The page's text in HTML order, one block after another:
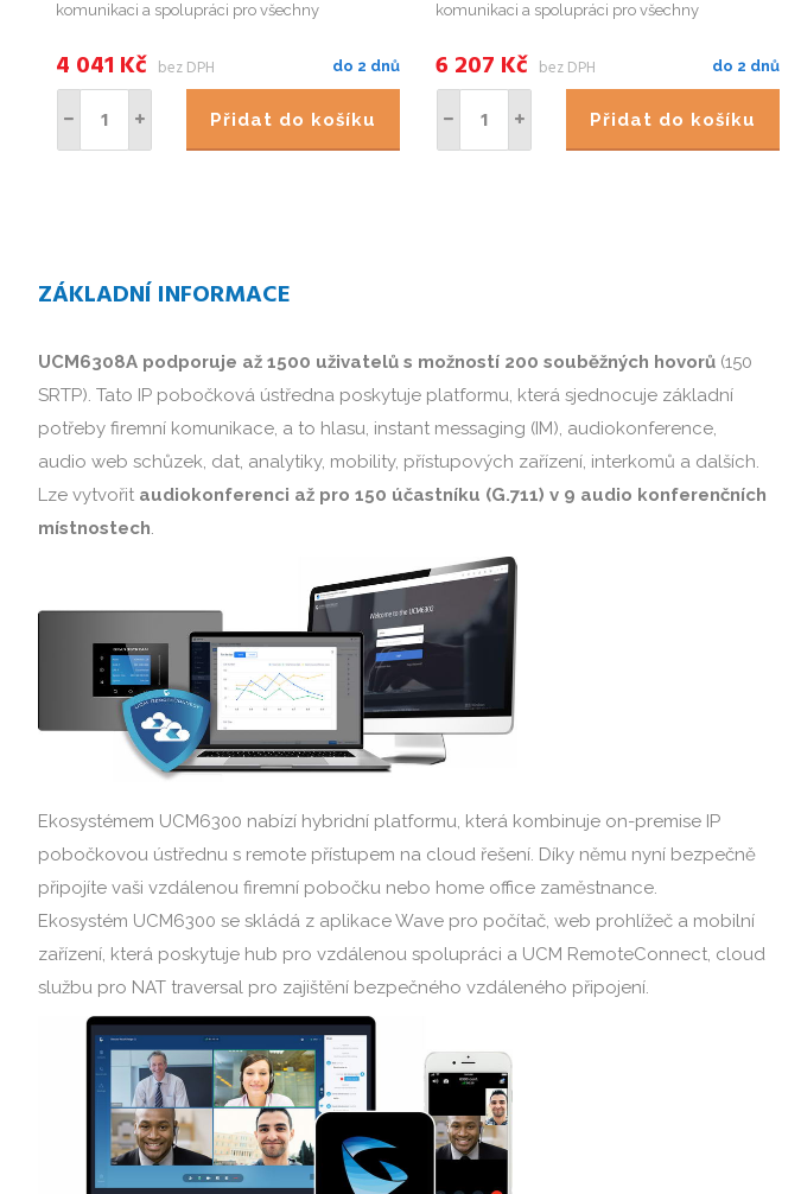
komunikaci a spolupráci pro všechny
RemoteConnect poskytuje platformu, která
umožňuje vzdáleným uživatelům a zařízením
dosáhnout na vaši...
do 2 dnů
4 041 Kč bez DPH
Přidat do košíku
komunikaci a spolupráci pro všechny
RemoteConnect poskytuje platformu, která
umožňuje vzdáleným uživatelům a zařízením
dosáhnout na vaši...
do 2 dnů
6 207 Kč bez DPH
Přidat do košíku
ZÁKLADNÍ INFORMACE
UCM6308A podporuje až 1500 uživatelů s možností 200 souběžných hovorů (150
SRTP). Tato IP pobočková ústředna poskytuje platformu, která sjednocuje základní
potřeby firemní komunikace, a to hlasu, instant messaging (IM), audiokonference,
audio web schůzek, dat, analytiky, mobility, přístupových zařízení, interkomů a dalších.
Lze vytvořit audiokonferenci až pro 150 účastníku (G.711) v 9 audio konferenčních
místnostech.
Ekosystémem UCM6300 nabízí hybridní platformu, která kombinuje on-premise IP
pobočkovou ústřednu s remote přístupem na cloud řešení. Díky němu nyní bezpečně
připojíte vaši vzdálenou firemní pobočku nebo home office zaměstnance.
Ekosystém UCM6300 se skládá z aplikace Wave pro počítač, web prohlížeč a mobilní
zařízení, která poskytuje hub pro vzdálenou spolupráci a UCM RemoteConnect, cloud
službu pro NAT traversal pro zajištění bezpečného vzdáleného připojení.